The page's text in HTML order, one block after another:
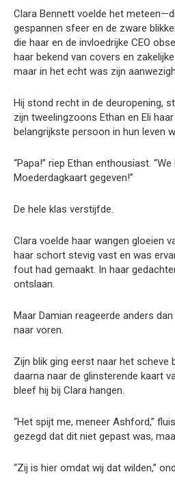
Clara Bennett voelde het
gespannen sfeer en de zware
die haar en de invloedrijke CEO
haar bekend van covers en
maar in het echt was zijn
Hij stond recht in de deuropening,
zijn tweelingzoons Ethan en Eli
belangrijkste persoon in hun leven
“Papa!” riep Ethan enthousiast.
Moederdagkaart gegeven!”
De hele klas verstijfde.
Clara voelde haar wangen gloeien
haar schort stevig vast en was
fout had gemaakt. In haar
ontslaan.
Maar Damian reageerde anders
naar voren.
Zijn blik ging eerst naar het scheve
daarna naar de glinsterende kaart
bleef hij bij Clara hangen.
“Het spijt me, meneer Ashford,”
gezegd dat dit niet gepast was,
“Zij is hier omdat wij dat wilden,”